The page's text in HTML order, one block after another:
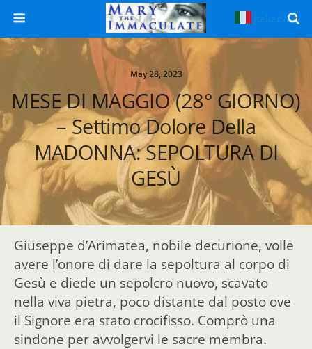
May 28, 2023
MESE DI MAGGIO (28° GIORNO)
– Settimo Dolore Della
MADONNA: SEPOLTURA DI
GESÙ
Giuseppe d’Arimatea, nobile decurione, volle
avere l’onore di dare la sepoltura al corpo di
Gesù e diede un sepolcro nuovo, scavato
nella viva pietra, poco distante dal posto ove
il Signore era stato crocifisso. Comprò una
sindone per avvolgervi le sacre membra.
Italiano ▼